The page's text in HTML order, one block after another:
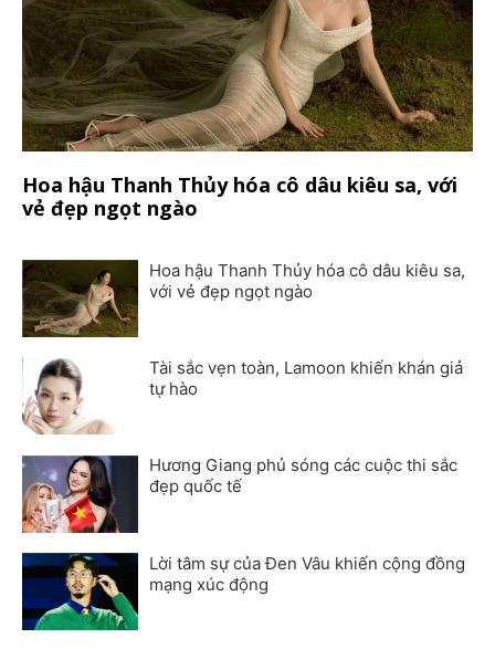
Hoa hậu Thanh Thủy hóa cô dâu kiêu sa, với
vẻ đẹp ngọt ngào
Hoa hậu Thanh Thủy hóa cô dâu kiêu sa,
với vẻ đẹp ngọt ngào
Tài sắc vẹn toàn, Lamoon khiến khán giả
tự hào
Hương Giang phủ sóng các cuộc thi sắc
đẹp quốc tế
Lời tâm sự của Đen Vâu khiến cộng đồng
mạng xúc động